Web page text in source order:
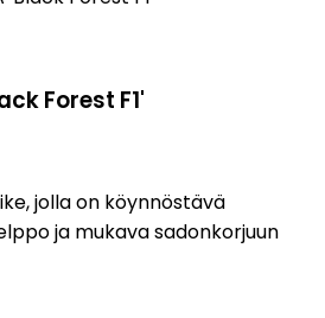
Forest F1'
jolla on köynnöstävä
ja mukava sadonkorjuun